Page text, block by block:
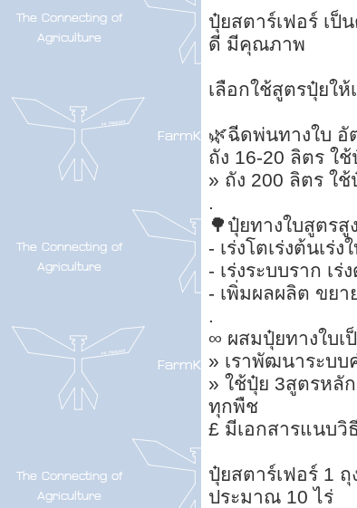
ปุ๋ยสตาร์เฟอร์ เ
ดี มีคุณภาพ
เลือกใช้สูตรปุ๋ยให้
🌿ฉีดพ่นทางใบ อั
ถัง 16-20 ลิตร ใ
» ถัง 200 ลิตร ใ
.
🌳ปุ๋ยทางใบสูตร
- เร่งโตเร่งต้นเร่
- เร่งระบบราก เ
- เพิ่มผลผลิต ขย
.
∞ ผสมปุ๋ยทางใบเ
» เราพัฒนาระบ
» ใช้ปุ๋ย 3สูตรหลั
ทุกพืช
£ มีเอกสารแนบวิ
ปุ๋ยสตาร์เฟอร์ 1
ประมาณ 10 ไร่